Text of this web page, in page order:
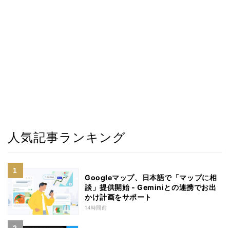
人気記事ランキング
Googleマップ、日本語で「マップに相
談」提供開始 - Geminiとの連携でお出
かけ計画をサポート
14時間前